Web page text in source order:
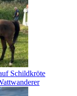
Schildkröte